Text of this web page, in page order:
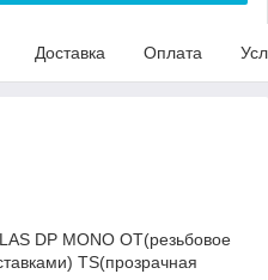
Доставка Оплата
DP MONO OT(резьбовое
TS(прозрачная